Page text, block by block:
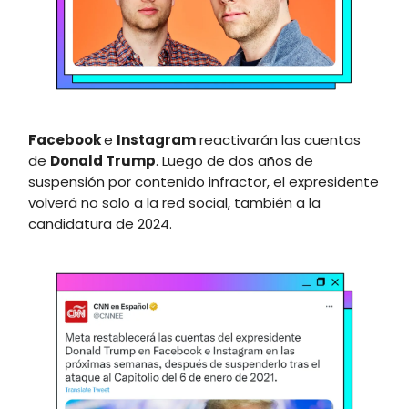
Facebooke Instagramreactivarán las cuentas
de Donald Trump. Luego de dos años de
suspensión por contenido infractor, el expresidente
volverá no solo a la red social, también a la
candidatura de 2024.